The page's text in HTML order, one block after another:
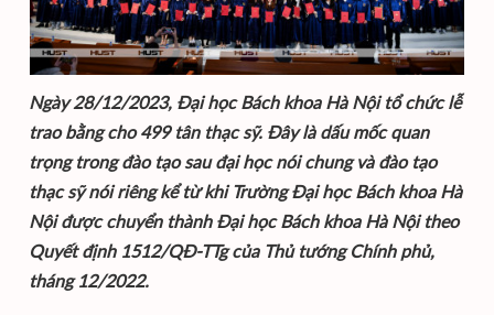
Ngày 28/12/2023, Đại học Bách khoa Hà Nội tổ chức lễ
trao bằng cho 499 tân thạc sỹ. Đây là dấu mốc quan
trọng trong đào tạo sau đại học nói chung và đào tạo
thạc sỹ nói riêng kể từ khi Trường Đại học Bách khoa Hà
Nội được chuyển thành Đại học Bách khoa Hà Nội theo
Quyết định 1512/QĐ-TTg của Thủ tướng Chính phủ,
tháng 12/2022.